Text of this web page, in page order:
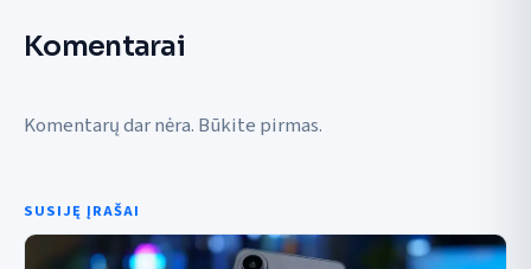
Komentarai
Komentarų dar nėra. Būkite pirmas.
SUSIJĘ ĮRAŠAI